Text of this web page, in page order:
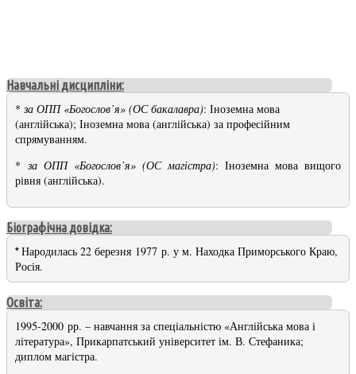
Навчальні дисципліни:
* за ОПП «Богослов’я» (ОС бакалавра): Іноземна мова
(англійська); Іноземна мова (англійська) за професійним
спрямуванням.
*за ОПП «Богослов’я» (ОС магістра): Іноземна мова вищого
рівня (англійська).
Біографічна довідка:
*Народилась 22 березня 1977 р. у м. Находка Приморського Краю,
Росія.
Освіта:
1995-2000 рр. – навчання за спеціальністю «Англійська мова і
література», Прикарпатський університет ім. В. Стефаника;
диплом магістра.